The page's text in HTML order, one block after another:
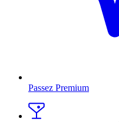
Passez Premium